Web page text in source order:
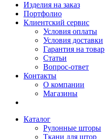
Изделия на заказ
Портфолио
Клиентский сервис
Условия оплаты
Условия доставки
Гарантия на товар
Статьи
Вопрос-ответ
Контакты
О компании
Магазины
Каталог
Рулонные шторы
Ткани для штор